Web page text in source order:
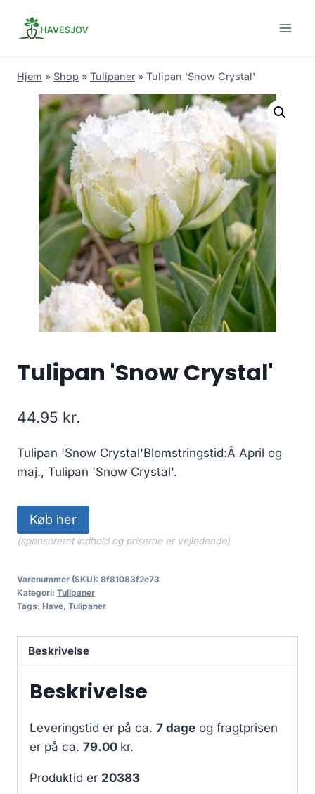
Hjem » Shop » Tulipaner » Tulipan 'Snow Crystal'
Tulipan 'Snow Crystal'
44.95 kr.
Tulipan 'Snow Crystal'Blomstringstid:Â April og
maj., Tulipan 'Snow Crystal'.
Køb her
(sponsoreret indhold og priserne er vejledende)
Varenummer (SKU): 8f81083f2e73
Kategori: Tulipaner
Tags: Have, Tulipaner
Beskrivelse
Beskrivelse
Leveringstid er på ca. 7 dage og fragtprisen
er på ca. 79.00 kr.
Produktid er 20383